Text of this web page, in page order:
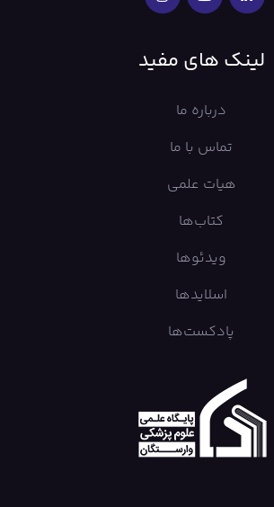
لینک های مفید
درباره ما
تماس با ما
هیات علمی
کتاب‌ها
ویدئوها
اسلایدها
پادکست‌ها